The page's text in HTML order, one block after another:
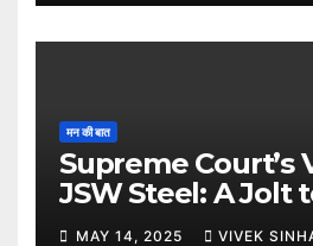
मन की बात
Supreme Court’s
JSW Steel: A Jolt
Insolvency
MAY 14, 2025 VIVEK